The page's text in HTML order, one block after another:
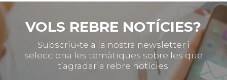
VOLS REBRE NOTÍCIES?
Subscriu-te a la nostra newsletter i
selecciona les temàtiques sobre les que
t’agradaria rebre notícies.